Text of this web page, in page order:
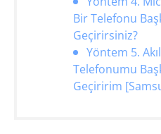
Bir Telefonu
Geçirirsiniz?
Yöntem 5.
Telefonumu
Geçiririm